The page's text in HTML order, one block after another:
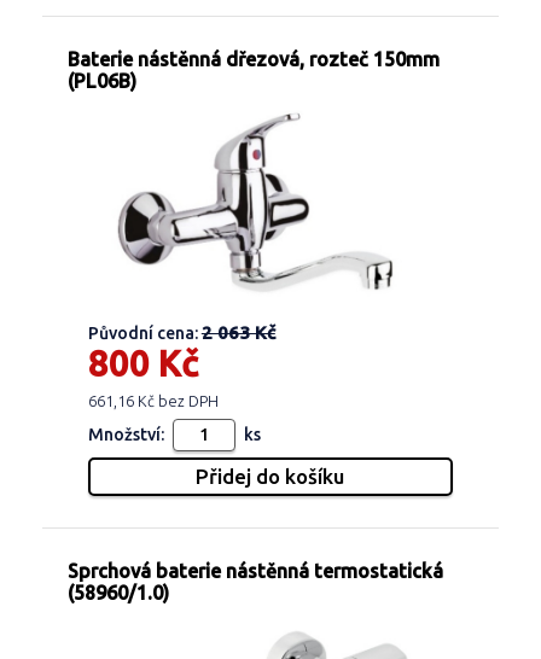
Baterie nástěnná dřezová, rozteč 150mm
(PL06B)
Původní cena:2 063 Kč
800 Kč
661,16 Kč bez DPH
Množství: ks
Sprchová baterie nástěnná termostatická
(58960/1.0)